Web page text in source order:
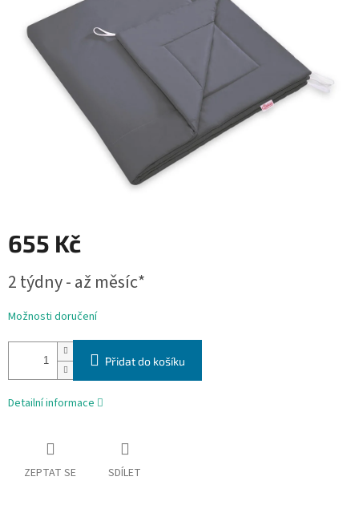
hvězdiček.
655 Kč
cena:
2 týdny - až měsíc*
Možnosti doručení
Přidat do košíku
Detailní informace
ZEPTAT SE SDÍLET